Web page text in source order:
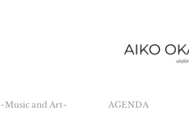
-Music and Art- AGENDA